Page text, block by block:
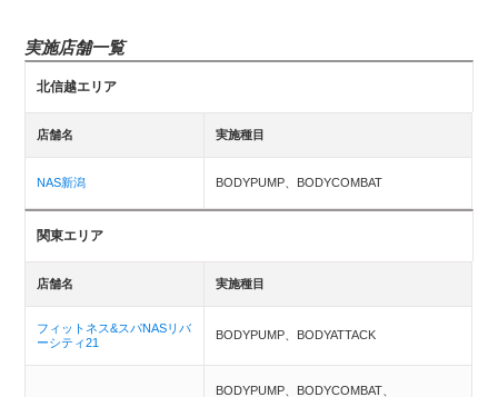
実施店舗一覧
北信越エリア
店舗名 実施種目
NAS新潟 BODYPUMP、BODYCOMBAT
関東エリア
店舗名 実施種目
フィットネス&スパNASリバ
ーシティ21
BODYPUMP、BODYATTACK
BODYPUMP、BODYCOMBAT、